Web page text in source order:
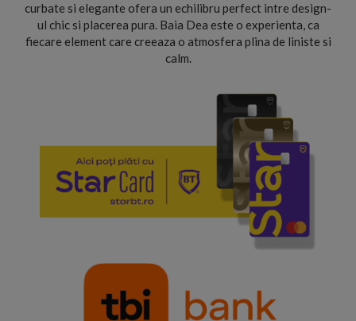
curbate si elegante ofera un echilibru perfect intre design-
ul chic si placerea pura. Baia Dea este o experienta, ca
fiecare element care creeaza o atmosfera plina de liniste si
calm.